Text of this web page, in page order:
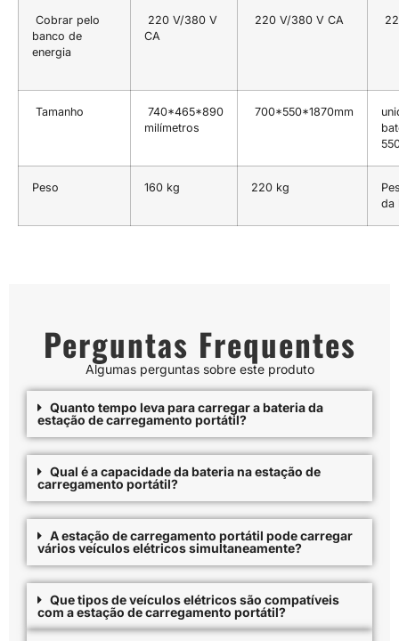
Cobrar pelo
banco de
energia
220 V/380 V
CA
220 V/380 V CA
Tamanho
740*465*890
milímetros
700*550*1870mm
Peso 160 kg 220 kg
da
Perguntas Frequentes
Algumas perguntas sobre este produto
Quanto tempo leva para carregar a bateria da
estação de carregamento portátil?
Qual é a capacidade da bateria na estação de
carregamento portátil?
A estação de carregamento portátil pode carregar
vários veículos elétricos simultaneamente?
Que tipos de veículos elétricos são compatíveis
com a estação de carregamento portátil?